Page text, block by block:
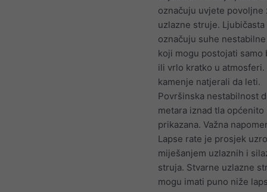
označuju uvjete povoljne
uzlazne struje.
označuju suhe
koji mogu postojati samo
ili vrlo kratko u atmosferi.
kamenje natjerali da leti.
Površinska nestabilnost
metara iznad tla općenito
prikazana. Važna
Lapse rate je prosjek
miješanjem uzlaznih i
struja. Stvarne uzlazne
mogu imati puno niže